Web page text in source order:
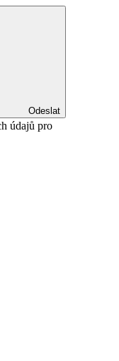
Odeslat
údajů pro